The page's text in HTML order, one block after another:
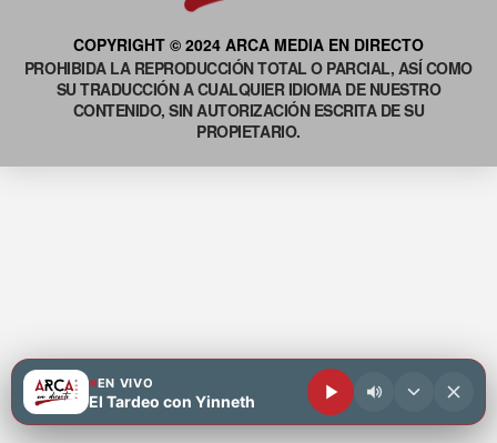
COPYRIGHT © 2024 ARCA MEDIA EN DIRECTO
PROHIBIDA LA REPRODUCCIÓN TOTAL O PARCIAL, ASÍ COMO
SU TRADUCCIÓN A CUALQUIER IDIOMA DE NUESTRO
CONTENIDO, SIN AUTORIZACIÓN ESCRITA DE SU
PROPIETARIO.
EN VIVO
El Tardeo con Yinneth